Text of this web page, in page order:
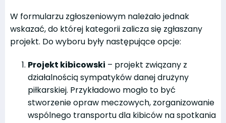
W formularzu zgłoszeniowym należało jednak
wskazać, do której kategorii zalicza się zgłaszany
projekt. Do wyboru były następujące opcje:
Projekt kibicowski – projekt związany z
działalnością sympatyków danej drużyny
piłkarskiej. Przykładowo mogło to być
stworzenie opraw meczowych, zorganizowanie
wspólnego transportu dla kibiców na spotkania